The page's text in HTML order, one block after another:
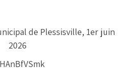
de Plessisville, 1er juin
2026